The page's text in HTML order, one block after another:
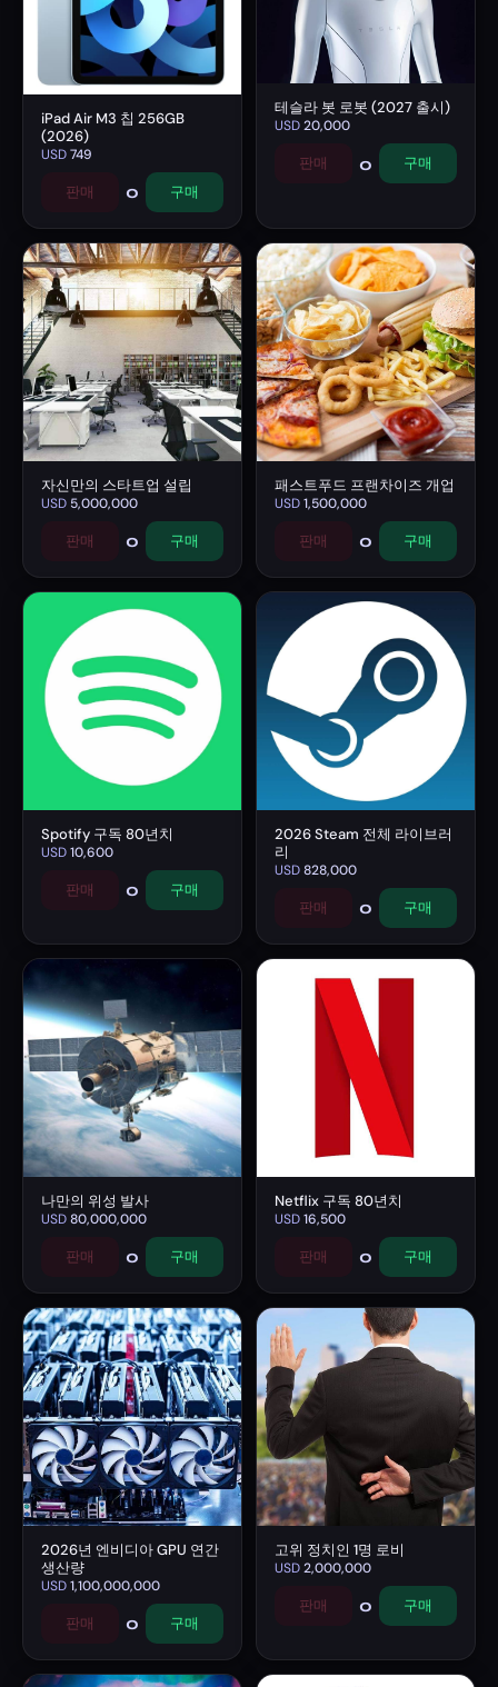
iPad Air M3 칩 256GB
(2026)
USD749
판매 0 구매
테슬라 봇 로봇 (2027 출시)
USD20,000
판매 0 구매
자신만의 스타트업 설립
USD 5,000,000
판매 0 구매
패스트푸드 프랜차이즈 개업
USD1,500,000
판매 0 구매
Spotify 구독 80년치
USD10,600
판매 0 구매
2026 Steam 전체 라이브러
리
USD828,000
판매 0 구매
나만의 위성 발사
USD80,000,000
판매 0 구매
Netflix 구독 80년치
USD16,500
판매 0 구매
2026년 엔비디아 GPU 연간
생산량
USD1,100,000,000
판매 0 구매
고위 정치인 1명 로비
USD2,000,000
판매 0 구매